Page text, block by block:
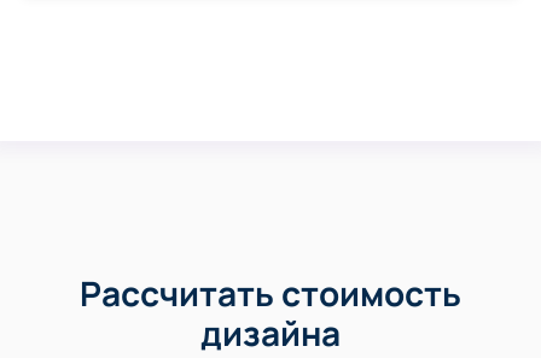
Рассчитать стоимость
дизайна